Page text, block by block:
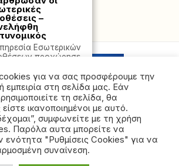
reserved. Απαγορεύεται ρητά η
προηγούμενη έγγραφη άδεια
για να σας προσφέρουμε την
εμπειρία στη σελίδα μας. Εάν
τη σελίδα, θα
ικανοποιημένοι με αυτό.
συμφωνείτε με τη χρήση
Παρόλα αυτα μπορείτε να
ενότητα "Ρυθμίσεις Cookies" για να
συναίνεση.
–
Εσωτερικών
προχώρησε
της
10
σε μία
για
συνολικά άτομα,
8- διαφορετικές